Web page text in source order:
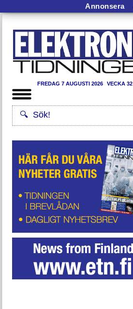
Annonsera
FREDAG 7 AUGUSTI 2026 VECKA 32